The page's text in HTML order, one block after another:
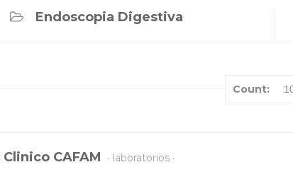
Endoscopia Digestiva
Count:
CAFAM laboratorios